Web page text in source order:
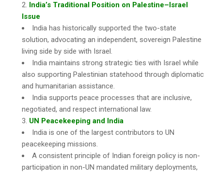
India’s Traditional Position on Palestine–Israel
Issue
India has historically supported the two-state
solution, advocating an independent, sovereign Palestine
living side by side with Israel.
India maintains strong strategic ties with Israel while
also supporting Palestinian statehood through diplomatic
and humanitarian assistance.
India supports peace processes that are inclusive,
negotiated, and respect international law.
UN Peacekeeping and India
India is one of the largest contributors to UN
peacekeeping missions.
A consistent principle of Indian foreign policy is non-
participation in non-UN mandated military deployments,